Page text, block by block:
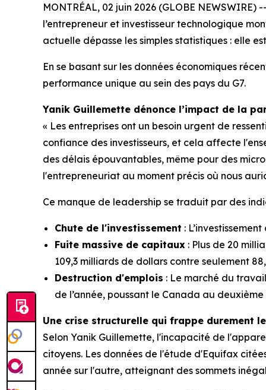
MONTRÉAL, 02 juin 2026 (GLOBE
l’entrepreneur et investisseur technologique
actuelle dépasse les simples statistiques : elle
En se basant sur les données économiques
performance unique au sein des pays du G7.
Yanik Guillemette dénonce l’impact de la
« Les entreprises ont un besoin urgent de
confiance des investisseurs, et cela affecte
des délais épouvantables, même pour des
l'entrepreneuriat au moment précis où nous
Ce manque de leadership se traduit par des
Chute de l'investissement :
Fuite massive de capitaux : Plus de 20
109,3 milliards de dollars contre seulement
Destruction d'emplois : Le marché du
de l’année, poussant le Canada au
Une crise structurelle qui frappe durement
Selon Yanik Guillemette, l'incapacité de
citoyens. Les données de l'étude d'Equifax
année sur l'autre, atteignant des sommets